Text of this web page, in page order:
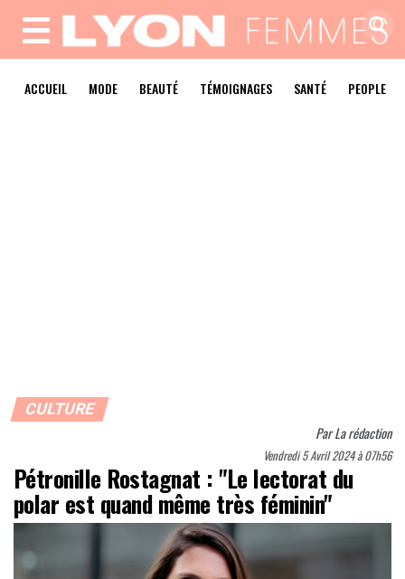
MENU
ACCUEIL MODE BEAUTÉ TÉMOIGNAGES SANTÉ PEOPLE
CULTURE
ParLa rédaction
Vendredi 5 Avril 2024 à 07h56
Pétronille Rostagnat : "Le lectorat du
polar est quand même très féminin"